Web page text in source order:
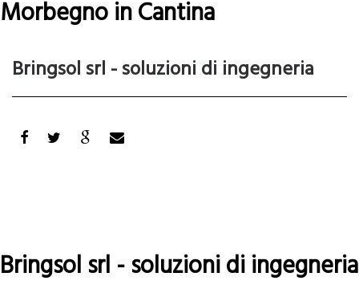
Morbegno in Cantina
Morbegno
in
Bringsol srl - soluzioni di ingegneria
Bringsol srl - soluzioni di ingegneria